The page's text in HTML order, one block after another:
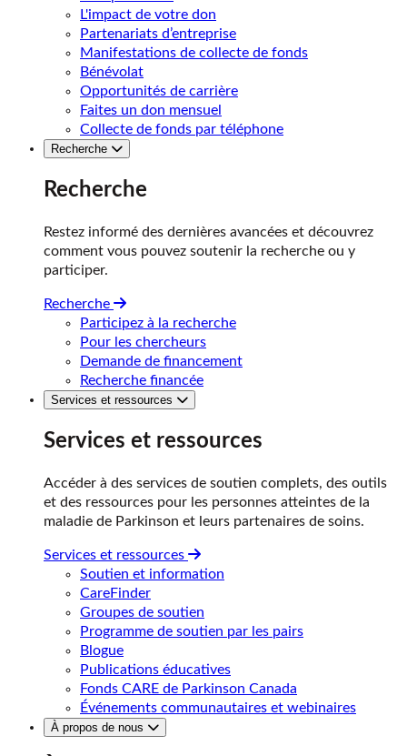
L'impact de votre don
Partenariats d’entreprise
Manifestations de collecte de fonds
Bénévolat
Opportunités de carrière
Faites un don mensuel
Collecte de fonds par téléphone
Recherche
Recherche
Restez informé des dernières avancées et découvrez
comment vous pouvez soutenir la recherche ou y
participer.
Recherche
Participez à la recherche
Pour les chercheurs
Demande de financement
Recherche financée
Services et ressources
Services et ressources
Accéder à des services de soutien complets, des outils
et des ressources pour les personnes atteintes de la
maladie de Parkinson et leurs partenaires de soins.
Services et ressources
Soutien et information
CareFinder
Groupes de soutien
Programme de soutien par les pairs
Blogue
Publications éducatives
Fonds CARE de Parkinson Canada
Événements communautaires et webinaires
À propos de nous